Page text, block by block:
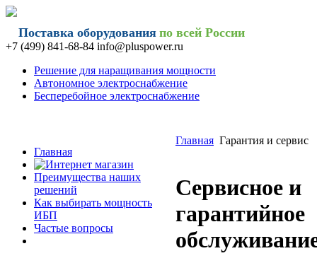
Поставка оборудования по всей России
+7 (499) 841-68-84 info@pluspower.ru
Решение для наращивания мощности
Автономное электроснабжение
Бесперебойное электроснабжение
Главная Гарантия и сервис
Сервисное и
гарантийное
Главная
Преимущества наших
решений
Как выбирать мощность
ИБП
Частые вопросы